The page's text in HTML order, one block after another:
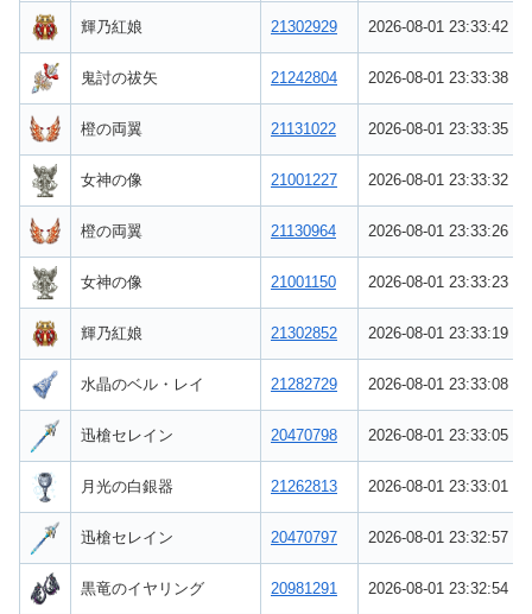
輝乃紅娘 21302929 2026-08-01 23:33:42
鬼討の祓矢 21242804 2026-08-01 23:33:38
橙の両翼 21131022 2026-08-01 23:33:35
女神の像 21001227 2026-08-01 23:33:32
橙の両翼 21130964 2026-08-01 23:33:26
女神の像 21001150 2026-08-01 23:33:23
輝乃紅娘 21302852 2026-08-01 23:33:19
水晶のベル・レイ 21282729 2026-08-01 23:33:08
迅槍セレイン 20470798 2026-08-01 23:33:05
月光の白銀器 21262813 2026-08-01 23:33:01
迅槍セレイン 20470797 2026-08-01 23:32:57
黒竜のイヤリング 20981291 2026-08-01 23:32:54